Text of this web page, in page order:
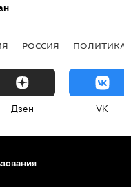
РОССИЯ ПОЛИТИКА
Дзен VK